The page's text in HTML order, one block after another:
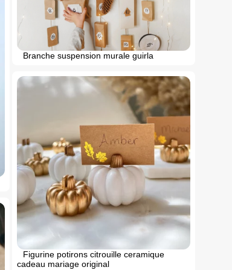
Branche suspension murale guirla
Figurine potirons citrouille ceramique
cadeau mariage original